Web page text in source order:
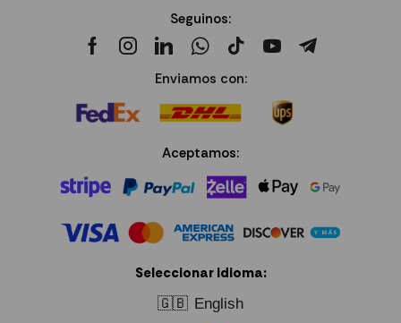
Seguinos:
Enviamos con:
Aceptamos:
Seleccionar idioma:
🇬🇧 English